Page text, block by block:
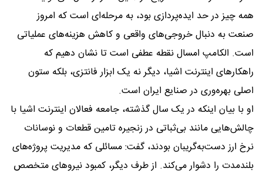
همه چیز در حد ایده‌پردازی بود، به مرحله‌ای است که امروز
صنعت به دنبال خروجی‌های واقعی و کاهش هزینه‌های عملیاتی
است. الکامپ امسال نقطه عطفی است تا نشان دهیم که
راهکارهای اینترنت اشیا، دیگر نه یک ابزار فانتزی، بلکه ستون
اصلی بهره‌وری در صنایع ایران است.
او با بیان اینکه در یک سال گذشته، جامعه فعالان اینترنت اشیا با
چالش‌هایی مانند بی‌ثباتی در زنجیره تامین قطعات و نوسانات
نرخ ارز دست‌به‌گریبان بودند، گفت: مسائلی که مدیریت پروژه‌های
بلندمدت را دشوار می‌کند. از طرف دیگر، کمبود نیروهای متخصص